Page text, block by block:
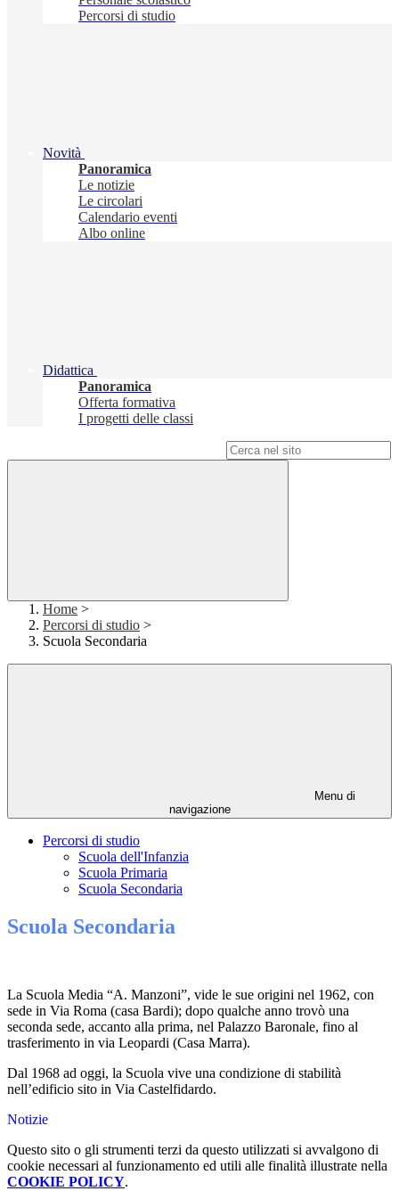
Percorsi di studio
Novità
Panoramica
Le notizie
Le circolari
Calendario eventi
Albo online
Didattica
Panoramica
Offerta formativa
I progetti delle classi
Home >
Percorsi di studio >
Scuola Secondaria
Menu di
navigazione
Percorsi di studio
Scuola dell'Infanzia
Scuola Primaria
Scuola Secondaria
Scuola Secondaria
La Scuola Media “A. Manzoni”, vide le sue origini nel 1962, con
sede in Via Roma (casa Bardi); dopo qualche anno trovò una
seconda sede, accanto alla prima, nel Palazzo Baronale, fino al
trasferimento in via Leopardi (Casa Marra).
Dal 1968 ad oggi, la Scuola vive una condizione di stabilità
nell’edificio sito in Via Castelfidardo.
Notizie
Questo sito o gli strumenti terzi da questo utilizzati si avvalgono di
cookie necessari al funzionamento ed utili alle finalità illustrate nella
COOKIE POLICY.